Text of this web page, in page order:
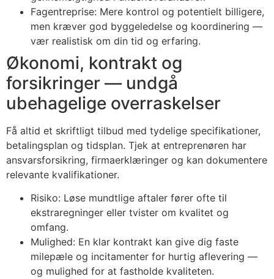
Fagentreprise: Mere kontrol og potentielt billigere,
men kræver god byggeledelse og koordinering —
vær realistisk om din tid og erfaring.
Økonomi, kontrakt og
forsikringer — undgå
ubehagelige overraskelser
Få altid et skriftligt tilbud med tydelige specifikationer,
betalingsplan og tidsplan. Tjek at entreprenøren har
ansvarsforsikring, firmaerklæringer og kan dokumentere
relevante kvalifikationer.
Risiko: Løse mundtlige aftaler fører ofte til
ekstraregninger eller tvister om kvalitet og
omfang.
Mulighed: En klar kontrakt kan give dig faste
milepæle og incitamenter for hurtig aflevering —
og mulighed for at fastholde kvaliteten.